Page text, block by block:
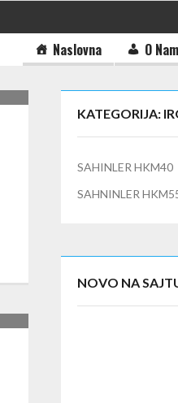
Naslovna O
KATEGORIJA:
SAHINLER HKM40
SAHNINLER
NOVO NA